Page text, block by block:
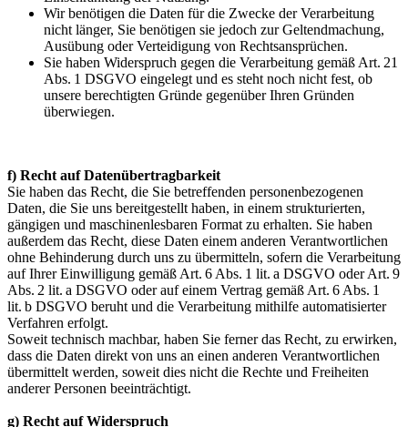
Wir benötigen die Daten für die Zwecke der Verarbeitung
nicht länger, Sie benötigen sie jedoch zur Geltendmachung,
Ausübung oder Verteidigung von Rechtsansprüchen.
Sie haben Widerspruch gegen die Verarbeitung gemäß Art. 21
Abs. 1 DSGVO eingelegt und es steht noch nicht fest, ob
unsere berechtigten Gründe gegenüber Ihren Gründen
überwiegen.
f) Recht auf Datenübertragbarkeit
Sie haben das Recht, die Sie betreffenden personenbezogenen
Daten, die Sie uns bereitgestellt haben, in einem strukturierten,
gängigen und maschinenlesbaren Format zu erhalten. Sie haben
außerdem das Recht, diese Daten einem anderen Verantwortlichen
ohne Behinderung durch uns zu übermitteln, sofern die Verarbeitung
auf Ihrer Einwilligung gemäß Art. 6 Abs. 1 lit. a DSGVO oder Art. 9
Abs. 2 lit. a DSGVO oder auf einem Vertrag gemäß Art. 6 Abs. 1
lit. b DSGVO beruht und die Verarbeitung mithilfe automatisierter
Verfahren erfolgt.
Soweit technisch machbar, haben Sie ferner das Recht, zu erwirken,
dass die Daten direkt von uns an einen anderen Verantwortlichen
übermittelt werden, soweit dies nicht die Rechte und Freiheiten
anderer Personen beeinträchtigt.
g) Recht auf Widerspruch